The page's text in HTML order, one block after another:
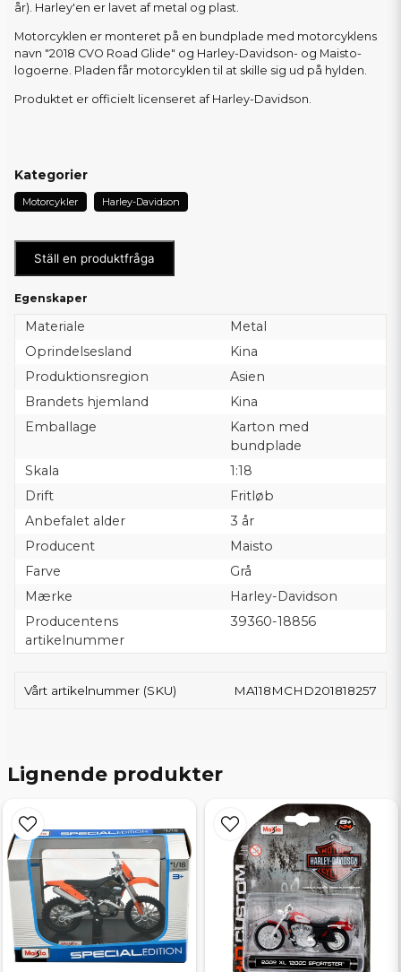
år). Harley'en er lavet af metal og plast.
Motorcyklen er monteret på en bundplade med motorcyklens
navn "2018 CVO Road Glide" og Harley-Davidson- og Maisto-
logoerne. Pladen får motorcyklen til at skille sig ud på hylden.
Produktet er officielt licenseret af Harley-Davidson.
Kategorier
Motorcykler Harley-Davidson
Ställ en produktfråga
Egenskaper
Materiale
Metal
Oprindelsesland
Kina
Produktionsregion
Asien
Brandets hjemland
Kina
Emballage
Karton med
bundplade
Skala
1:18
Drift
Fritløb
Anbefalet alder
3 år
Producent
Maisto
Farve
Grå
Mærke
Harley-Davidson
Producentens
artikelnummer
39360-18856
Vårt artikelnummer (SKU) MA118MCHD201818257
Lignende produkter